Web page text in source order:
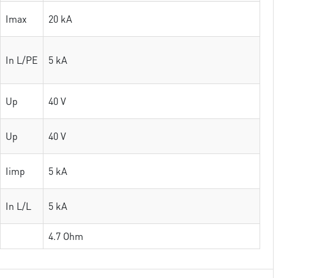
Imax 20 kA
In L/PE 5 kA
Up 40 V
Up 40 V
Iimp 5 kA
In L/L 5 kA
4.7 Ohm